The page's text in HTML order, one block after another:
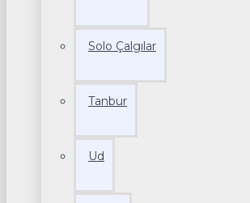
Solo Çalgılar
Tanbur
Ud